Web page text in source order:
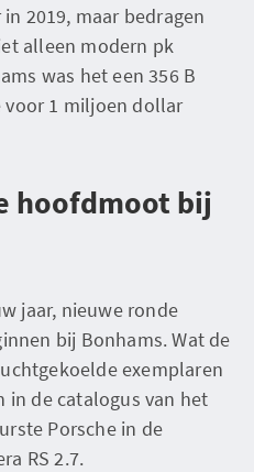
2019, maar bedragen
alleen modern pk
was het een 356 B
voor 1 miljoen dollar
hoofdmoot bij
jaar, nieuwe ronde
bij Bonhams. Wat de
exemplaren
in de catalogus van het
Porsche in de
RS 2.7.